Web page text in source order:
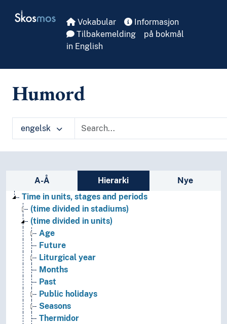
Skosmos Vokabular
Informasjon
Tilbakemelding
på bokmål
in English
Humord
engelsk
Sidefelt: navigér i vokabularet
A-Å Hierarki
Nye
Time in units, stages and periods
(time divided in stadiums)
(time divided in units)
Age
Future
Liturgical year
Months
Past
Public holidays
Seasons
Thermidor